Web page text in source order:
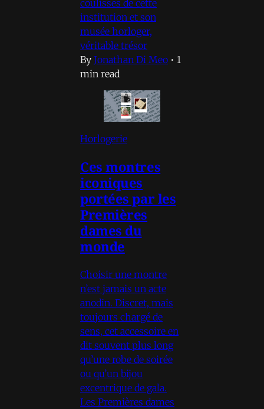
coulisses de cette
institution et son
musée horloger,
véritable trésor
By Jonathan Di Meo • 1
min read
Horlogerie
Ces montres
iconiques
portées par les
Premières
dames du
monde
Choisir une montre
n’est jamais un acte
anodin. Discret, mais
toujours chargé de
sens, cet accessoire en
dit souvent plus long
qu’une robe de soirée
ou qu’un bijou
excentrique de gala.
Les Premières dames